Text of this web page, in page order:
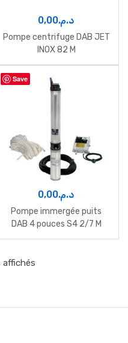
د.م.0,00
Pompe centrifuge DAB JET
INOX 82 M
Save
د.م.0,00
Pompe immergée puits
DAB 4 pouces S4 2/7 M
0,37 KW
affichés